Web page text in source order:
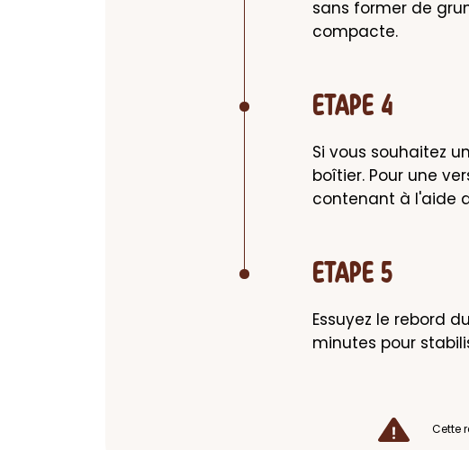
sans former de
compacte.
ETAPE 4
Si vous souhaitez
boîtier. Pour une
contenant à l'aide
ETAPE 5
Essuyez le rebord
minutes pour
Cette